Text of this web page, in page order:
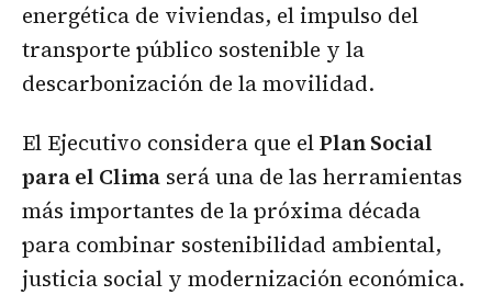
energética de viviendas, el impulso del
transporte público sostenible y la
descarbonización de la movilidad.
El Ejecutivo considera que elPlan Social
para el Clima será una de las herramientas
más importantes de la próxima década
para combinar sostenibilidad ambiental,
justicia social y modernización económica.